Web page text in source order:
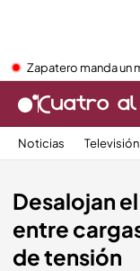
Zapatero manda un
Noticias Televisión
Desalojan
entre
de tensión